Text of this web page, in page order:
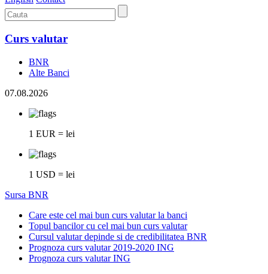
Curs valutar
BNR
Alte Banci
07.08.2026
1 EUR = lei
1 USD = lei
Sursa BNR
Care este cel mai bun curs valutar la banci
Topul bancilor cu cel mai bun curs valutar
Cursul valutar depinde si de credibilitatea BNR
Prognoza curs valutar 2019-2020 ING
Prognoza curs valutar ING